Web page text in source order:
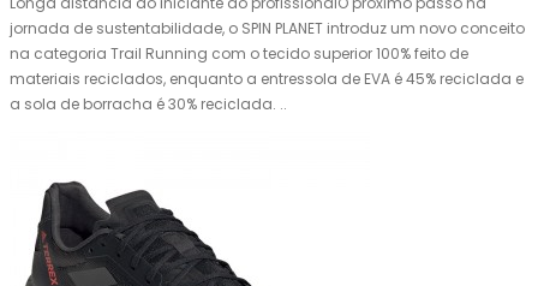
jornada de sustentabilidade, o SPIN PLANET introduz um novo conceito
na categoria Trail Running com o tecido superior 100% feito de
materiais reciclados, enquanto a entressola de EVA é 45% reciclada e
a sola de borracha é 30% reciclada. ..